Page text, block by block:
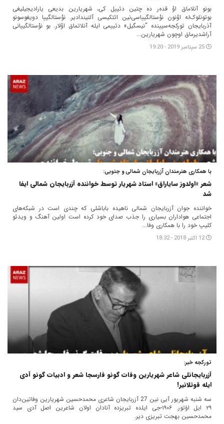
بونو آنلاماق اوْ قده‏‌ر ده چتین دئییل کی، شهریارین بدیعی یارادیجیلیغی
بوتونلوک‌له اوْنون نوْستالگییاسی‏‌نین ائتکیسی آلتیندادیر. نوْستالگییا دویغوسونو
آذربایجان تورکجه‌سیینده “نیسگیل» دئییمی ایله آنلاتماق اوْلار. بو نوْستالگییانی
آراشدیرماق اوچون شهریارین...
25 سپتامبر 2019 - 19:20
با همکاری هنرمندان آزربایجان شمالی و جنوبی:
شعر «اولدوز سایاراق» استاد شهریار توسط خواننده آزربایجان شمالی ایفا
شد
خواننده جوان آزربایجان شمالی ناهیده باباشلی که چندی است در شبکه‌های
اجتماعی هواداران بسیاری را جذب صدای خود کرده است اولین آهنگ و ویدئو
کلیپ خود را با همکاری وفا...
12 اکتبر 2018 - 18:32
تورکجه خبر:
آزربایجانلی شاعر شهریارین وفات گونو فارسجا شعر و ادبیات گونو آدی
ایله قوتلانیر!
سه شنبه شهریور آیی نین 27 آزربایجان شاعری محمدحسین شهریارین وفاتین‌دان
۲۹ ایل اؤتور. ۱۹۰۶-جی ایلده تبریزده آنادان اولان شاعرین اصل آدی سید
محمدحسین بهجت تبریزی دیر.